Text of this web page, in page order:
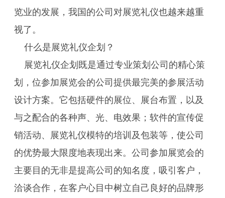
览业的发展，我国的公司对展览礼仪也越来越重
视了。
什么是展览礼仪企划？
展览礼仪企划既是通过专业策划公司的精心策
划，位参加展览会的公司提供最完美的参展活动
设计方案。它包括硬件的展位、展台布置，以及
与之配合的各种声、光、电效果；软件的宣传促
销活动、展览礼仪模特的培训及包装等，使公司
的优势最大限度地表现出来。公司参加展览会的
主要目的无非是提高公司的知名度，吸引客户，
洽谈合作，在客户心目中树立自己良好的品牌形